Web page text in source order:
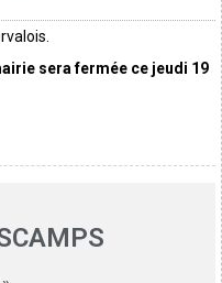
sera fermée ce jeudi 19